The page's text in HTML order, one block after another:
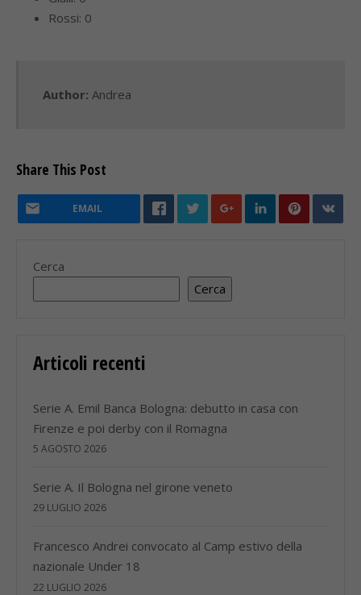
Rossi: 0
Author: Andrea
Share This Post
EMAIL
Cerca
Cerca
Articoli recenti
Serie A. Emil Banca Bologna: debutto in casa con
Firenze e poi derby con il Romagna
5 AGOSTO 2026
Serie A. Il Bologna nel girone veneto
29 LUGLIO 2026
Francesco Andrei convocato al Camp estivo della
nazionale Under 18
22 LUGLIO 2026